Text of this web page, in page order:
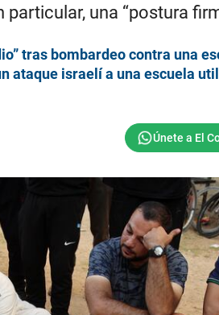
una “postura
tras bombardeo contra una
ataque israelí a una escuela